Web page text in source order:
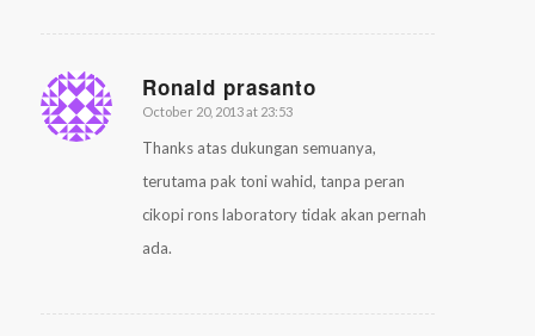
Ronald prasanto
says:
October 20, 2013 at 23:53
Thanks atas dukungan semuanya,
terutama pak toni wahid, tanpa peran
cikopi rons laboratory tidak akan pernah
ada.